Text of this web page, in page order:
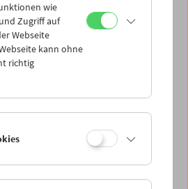
/ Spielplan
EUR 5,50ohne Mitgliedschaft
Ihren Zehnerblock nutzen.
und weitere Freikarten
werden. Die Ausgabe erfolgt
unseren Tickets und
wie
Zugriff auf
Webseite
kann ohne
richtig